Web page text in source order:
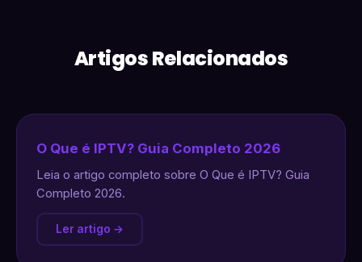
Artigos Relacionados
O Que é IPTV? Guia Completo 2026
Leia o artigo completo sobre O Que é IPTV? Guia
Completo 2026.
Ler artigo →